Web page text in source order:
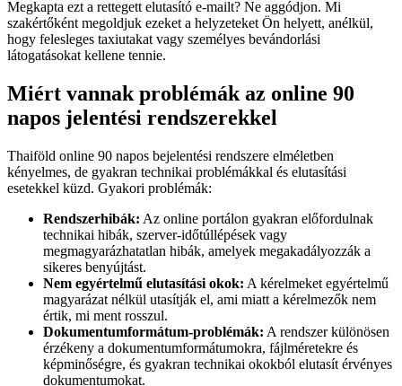
Megkapta ezt a rettegett elutasító e-mailt? Ne aggódjon. Mi
szakértőként megoldjuk ezeket a helyzeteket Ön helyett, anélkül,
hogy felesleges taxiutakat vagy személyes bevándorlási
látogatásokat kellene tennie.
Miért vannak problémák az online 90
napos jelentési rendszerekkel
Thaiföld online 90 napos bejelentési rendszere elméletben
kényelmes, de gyakran technikai problémákkal és elutasítási
esetekkel küzd. Gyakori problémák:
Rendszerhibák: Az online portálon gyakran előfordulnak
technikai hibák, szerver-időtúllépések vagy
megmagyarázhatatlan hibák, amelyek megakadályozzák a
sikeres benyújtást.
Nem egyértelmű elutasítási okok: A kérelmeket egyértelmű
magyarázat nélkül utasítják el, ami miatt a kérelmezők nem
értik, mi ment rosszul.
Dokumentumformátum-problémák: A rendszer különösen
érzékeny a dokumentumformátumokra, fájlméretekre és
képminőségre, és gyakran technikai okokból elutasít érvényes
dokumentumokat.